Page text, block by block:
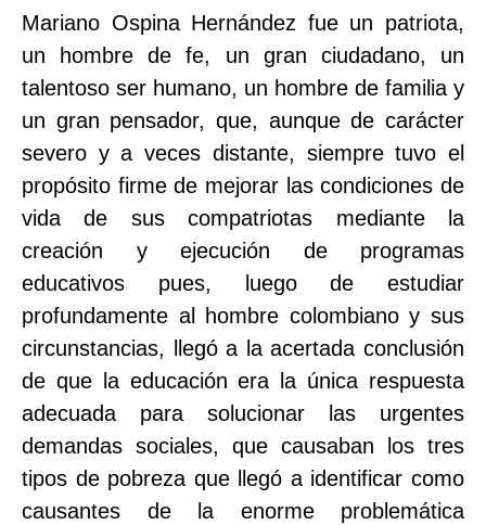
Mariano Ospina Hernández fue un patriota,
un hombre de fe, un gran ciudadano, un
talentoso ser humano, un hombre de familia y
un gran pensador, que, aunque de carácter
severo y a veces distante, siempre tuvo el
propósito firme de mejorar las condiciones de
vida de sus compatriotas mediante la
creación y ejecución de programas
educativos pues, luego de estudiar
profundamente al hombre colombiano y sus
circunstancias, llegó a la acertada conclusión
de que la educación era la única respuesta
adecuada para solucionar las urgentes
demandas sociales, que causaban los tres
tipos de pobreza que llegó a identificar como
causantes de la enorme problemática